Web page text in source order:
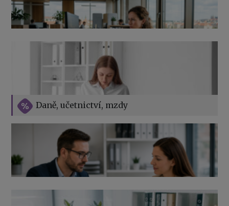
Daně, učetnictví, mzdy
Vše o překážkách v práci na straně zaměstnavatele
Výpověď ze zdravotních důvodů 2026 – průvodce pro
zaměstnavatele
Přehledy pro OSSZ a zdravotní pojišťovny – jak na ně
v roce 2026